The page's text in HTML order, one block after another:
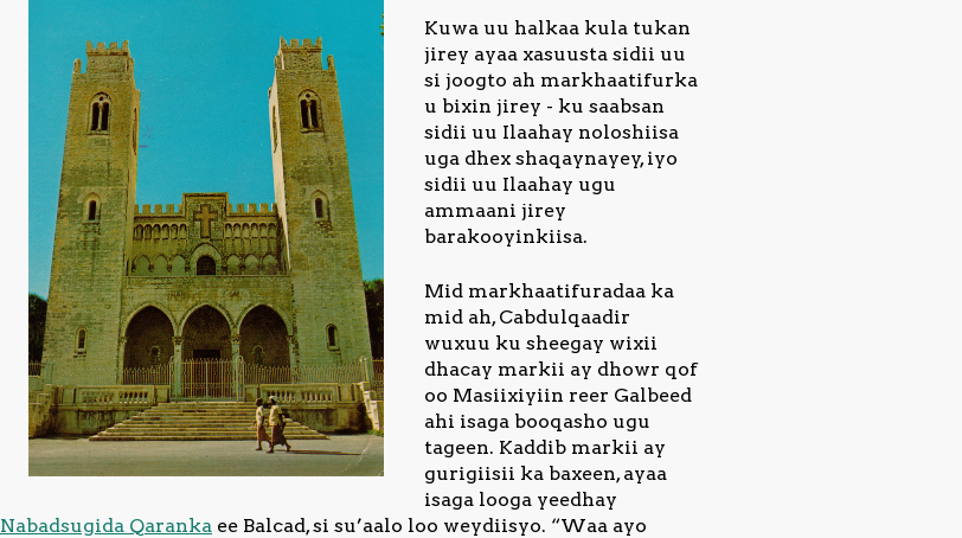
Kuwa uu halkaa kula tukan
jirey ayaa xasuusta sidii uu
si joogto ah markhaatifurka
u bixin jirey - ku saabsan
sidii uu Ilaahay noloshiisa
uga dhex shaqaynayey, iyo
sidii uu Ilaahay ugu
ammaani jirey
barakooyinkiisa.
Mid markhaatifuradaa ka
mid ah, Cabdulqaadir
wuxuu ku sheegay wixii
dhacay markii ay dhowr qof
oo Masiixiyiin reer Galbeed
ahi isaga booqasho ugu
tageen. Kaddib markii ay
gurigiisii ka baxeen, ayaa
isaga looga yeedhay
Nabadsugida Qaranka ee Balcad, si su’aalo loo weydiisyo. “Waa ayo